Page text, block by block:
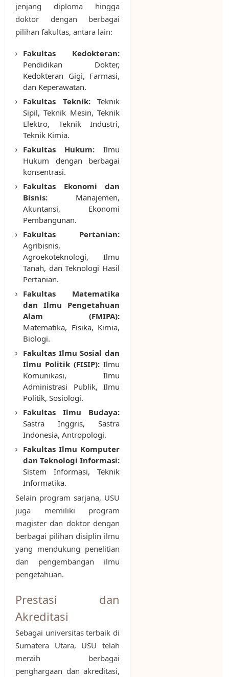
jenjang diploma hingga
doktor dengan berbagai
pilihan fakultas, antara lain:
Fakultas Kedokteran:
Pendidikan Dokter,
Kedokteran Gigi, Farmasi,
dan Keperawatan.
Fakultas Teknik:Teknik
Sipil, Teknik Mesin, Teknik
Elektro, Teknik Industri,
Teknik Kimia.
Fakultas Hukum: Ilmu
Hukum dengan berbagai
konsentrasi.
Fakultas Ekonomi dan
Bisnis:Manajemen,
Akuntansi, Ekonomi
Pembangunan.
Fakultas Pertanian:
Agribisnis,
Agroekoteknologi, Ilmu
Tanah, dan Teknologi Hasil
Pertanian.
Fakultas Matematika
dan Ilmu Pengetahuan
Alam (FMIPA):
Matematika, Fisika, Kimia,
Biologi.
Fakultas Ilmu Sosial dan
Ilmu Politik (FISIP): Ilmu
Komunikasi, Ilmu
Administrasi Publik, Ilmu
Politik, Sosiologi.
Fakultas Ilmu Budaya:
Sastra Inggris, Sastra
Indonesia, Antropologi.
Fakultas Ilmu Komputer
dan Teknologi Informasi:
Sistem Informasi, Teknik
Informatika.
Selain program sarjana, USU
juga memiliki program
magister dan doktor dengan
berbagai pilihan disiplin ilmu
yang mendukung penelitian
dan pengembangan ilmu
pengetahuan.
Prestasi dan
Akreditasi
Sebagai universitas terbaik di
Sumatera Utara, USU telah
meraih berbagai
penghargaan dan akreditasi,